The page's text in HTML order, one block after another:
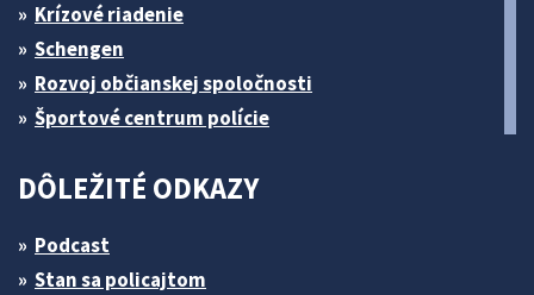
Krízové riadenie
Schengen
Rozvoj občianskej spoločnosti
Športové centrum polície
DÔLEŽITÉ ODKAZY
Podcast
Stan sa policajtom